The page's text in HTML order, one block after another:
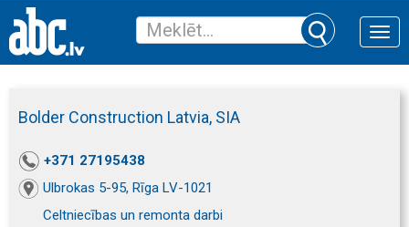
Toggle
Bolder Construction Latvia, SIA
+371 27195438
Ulbrokas 5-95, Rīga LV-1021
Celtniecības un remonta darbi